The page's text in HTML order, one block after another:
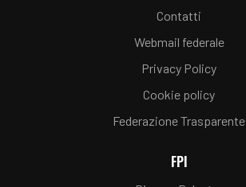
Contatti
Webmail federale
Privacy Policy
Cookie policy
Federazione Trasparente
FPI